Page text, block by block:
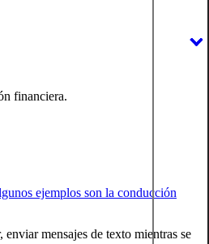
financiera.
ejemplos son la conducción
mensajes de texto mientras se